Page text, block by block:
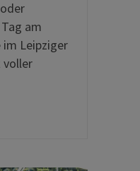
am
im Leipziger
voller